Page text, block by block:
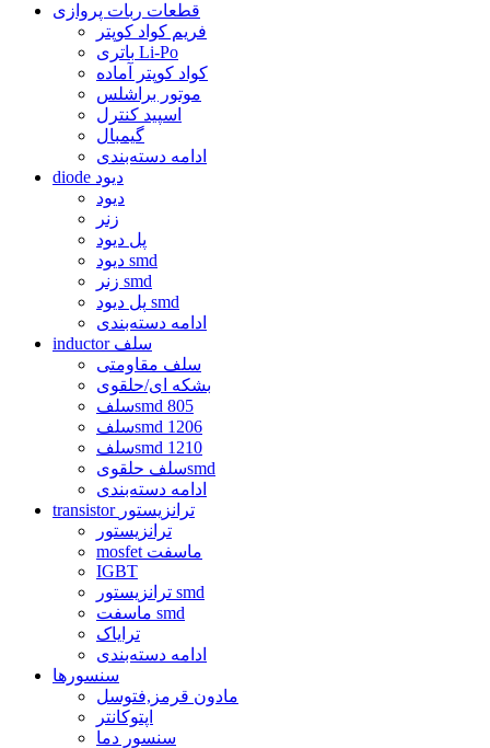
قطعات ربات پروازی
فریم کواد کوپتر
باتری Li-Po
کواد کوپتر آماده
موتور براشلس
اسپید کنترل
گیمبال
ادامه دسته‌بندی
diode دیود
دیود
زنر
پل دیود
دیود smd
زنر smd
پل دیود smd
ادامه دسته‌بندی
inductor سلف
سلف مقاومتی
بشکه ای/حلقوی
سلفsmd 805
سلفsmd 1206
سلفsmd 1210
سلف حلقویsmd
ادامه دسته‌بندی
transistor ترانزیستور
ترانزیستور
mosfet ماسفت
IGBT
ترانزیستور smd
ماسفت smd
ترایاک
ادامه دسته‌بندی
سنسورها
مادون قرمز,فتوسل
اپتوکانتر
سنسور دما